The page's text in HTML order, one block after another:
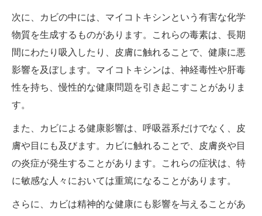
次に、カビの中には、マイコトキシンという有害な化学
物質を生成するものがあります。これらの毒素は、長期
間にわたり吸入したり、皮膚に触れることで、健康に悪
影響を及ぼします。マイコトキシンは、神経毒性や肝毒
性を持ち、慢性的な健康問題を引き起こすことがありま
す。
また、カビによる健康影響は、呼吸器系だけでなく、皮
膚や目にも及びます。カビに触れることで、皮膚炎や目
の炎症が発生することがあります。これらの症状は、特
に敏感な人々においては重篤になることがあります。
さらに、カビは精神的な健康にも影響を与えることがあ